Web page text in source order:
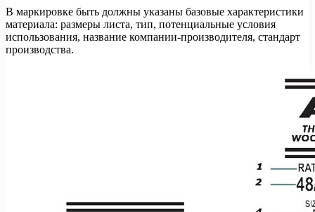
В маркировке быть должны указаны базовые характеристики
материала: размеры листа, тип, потенциальные условия
использования, название компании-производителя, стандарт
производства.